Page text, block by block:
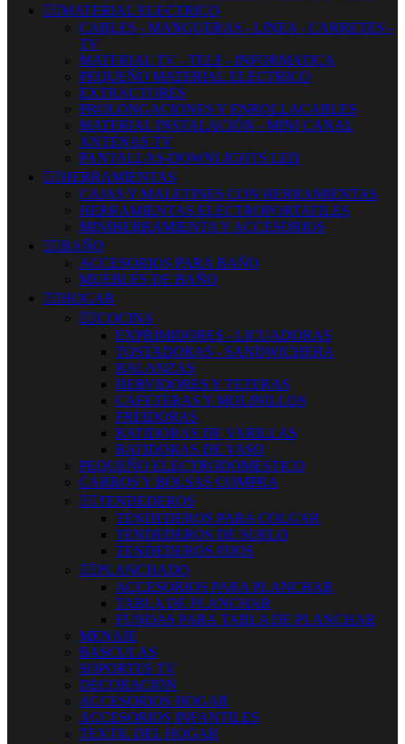
 MATERIAL ELECTRICO
CABLES - MANGUERAS - LINEA - CARRETES -
TV
MATERIAL TV - TELF - INFORMATICA
PEQUEÑO MATERIAL ELECTRICO
EXTRACTORES
PROLONGACIONES Y ENROLLACABLES
MATERIAL INSTALACIÓN - MINI CANAL
ANTENAS TV
PANTALLAS-DOWNLIGHTS LED
 HERRAMIENTAS
CAJAS Y MALETINES CON HERRAMIENTAS
HERRAMIENTAS ELECTROPORTATILES
MINIHERRAMIENTA Y ACCESORIOS
 BAÑO
ACCESORIOS PARA BAÑO
MUEBLES DE BAÑO
 HOGAR
 COCINA
EXPRIMIDORES - LICUADORAS
TOSTADORAS - SANDWICHERA
BALANZAS
HERVIDORES Y TETERAS
CAFETERAS Y MOLINILLOS
FREIDORAS
BATIDORAS DE VARILLAS
BATIDORAS DE VASO
PEQUEÑO ELECTRODOMESTICO
CARROS Y BOLSAS COMPRA
 TENDEDEROS
TENDEDEROS PARA COLGAR
TENDEDEROS DE SUELO
TENDEDEROS FIJOS
 PLANCHADO
ACCESORIOS PARA PLANCHAR
TABLA DE PLANCHAR
FUNDAS PARA TABLA DE PLANCHAR
MENAJE
BASCULAS
SOPORTES TV
DECORACION
ACCESORIOS HOGAR
ACCESORIOS INFANTILES
TEXTIL DEL HOGAR